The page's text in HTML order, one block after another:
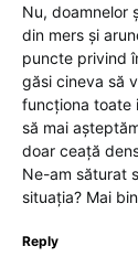
Nu, doamnelor
din mers și
puncte privind
găsi cineva să
funcționa toate
să mai
doar ceață
Ne-am săturat
situația? Mai
Reply